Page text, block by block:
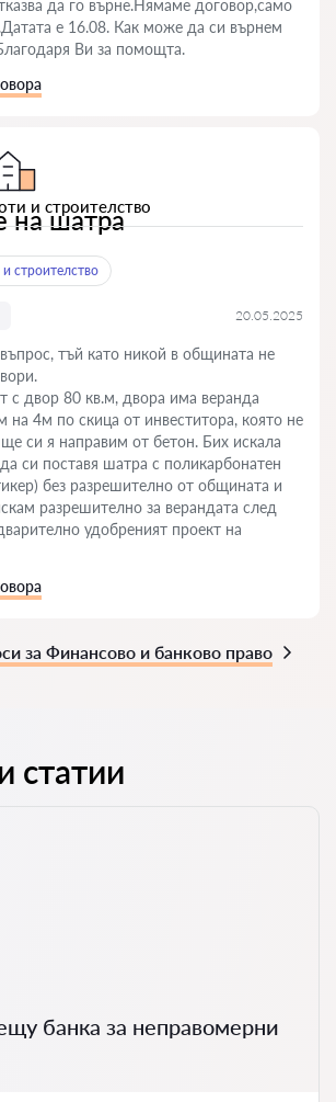
да го върне.Нямаме договор,само
е 16.08. Как може да си върнем
Ви за помощта.
и строителство
на шатра
строителство
20.05.2025
тъй като никой в общината не
с двор 80 кв.м, двора има веранда
на 4м по скица от инвеститора, която не
си я направим от бетон. Бих искала
си поставя шатра с поликарбонатен
без разрешително от общината и
разрешително за верандата след
удобреният проект на
за Финансово и банково право
статии
банка за неправомерни